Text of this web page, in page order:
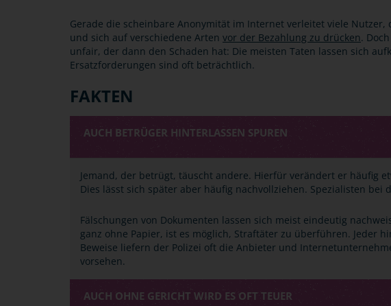
Gerade die scheinbare Anonymität im Internet verleitet viele Nutzer,
und sich auf verschiedene Arten vor der Bezahlung zu drücken.
unfair, der dann den Schaden hat: Die meisten Taten lassen sich
Ersatzforderungen sind oft beträchtlich.
FAKTEN
AUCH BETRÜGER HINTERLASSEN SPUREN
Jemand, der betrügt, täuscht andere. Hierfür verändert er häufig
Dies lässt sich später aber häufig nachvollziehen. Spezialisten bei
Fälschungen von Dokumenten lassen sich meist eindeutig
ganz ohne Papier, ist es möglich, Straftäter zu überführen. Jeder
Beweise liefern der Polizei oft die Anbieter und
vorsehen.
AUCH OHNE GERICHT WIRD ES OFT TEUER